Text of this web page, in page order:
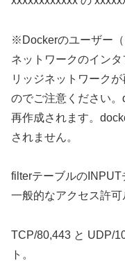
※Dockerのユーザー
ネットワークのイン
リッジネットワーク
のでご注意ください。
再作成されます。
されません。
filterテーブルの
一般的なアクセス許可
TCP/80,443 と UDP/
ト。